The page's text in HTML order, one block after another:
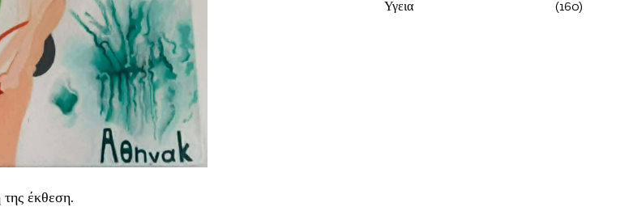
έκθεση.
Υγεια
160